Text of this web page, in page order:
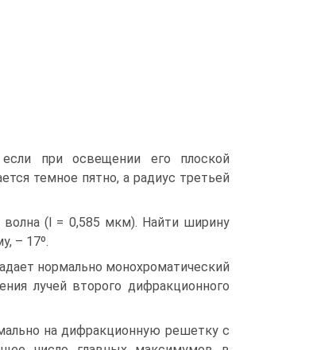
при освещении его плоской
темное пятно, а радиус третьей
волна (l = 0,585 мкм). Найти ширину
– 17º.
нормально монохроматический
лучей второго дифракционного
на дифракционную решетку с